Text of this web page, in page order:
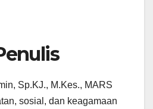
Sp.KJ., M.Kes., MARS
sosial, dan keagamaan